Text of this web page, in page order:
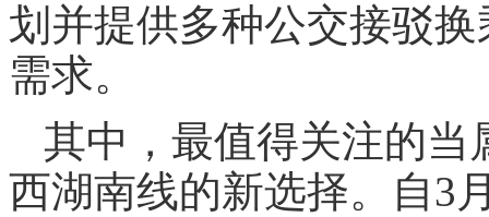
划并提供多种公交接驳
需求。
其中，最值得关注的当
西湖南线的新选择。自3